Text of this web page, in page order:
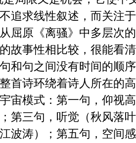
求线性叙述，而关注
屈原《离骚》中多层次
故事性相比较，很能看
和句之间没有时间的顺
首诗环绕着诗人所在的
宙模式：第一句，仰视
第三句，听觉（秋风落
江波涛）；第五句，空间